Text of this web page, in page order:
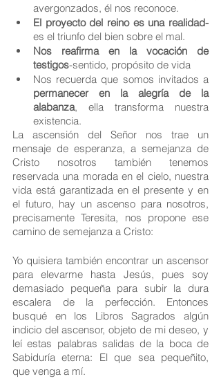
avergonzados, él nos reconoce.
El proyecto del reino es una realidad-
es el triunfo del bien sobre el mal.
Nos reafirma en la vocación de
testigos-sentido, propósito de vida
permanecer en la alegría de la
alabanza, ella transforma nuestra
existencia.
La ascensión del Señor nos trae un
mensaje de esperanza, a semejanza de
Cristo nosotros también tenemos
reservada una morada en el cielo, nuestra
vida está garantizada en el presente y en
el futuro, hay un ascenso para nosotros,
precisamente Teresita, nos propone ese
camino de semejanza a Cristo:
Yo quisiera también encontrar un ascensor
para elevarme hasta Jesús, pues soy
demasiado pequeña para subir la dura
escalera de la perfección. Entonces
busqué en los Libros Sagrados algún
indicio del ascensor, objeto de mi deseo, y
leí estas palabras salidas de la boca de
Sabiduría eterna: El que sea pequeñito,
que venga a mí.